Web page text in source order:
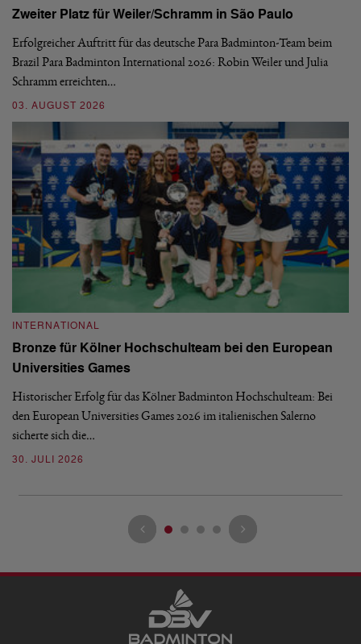
Zweiter Platz für Weiler/Schramm in São Paulo
Erfolgreicher Auftritt für das deutsche Para Badminton-Team beim
Brazil Para Badminton International 2026: Robin Weiler und Julia
Schramm erreichten…
03. AUGUST 2026
INTERNATIONAL
Bronze für Kölner Hochschulteam bei den European
Universities Games
Historischer Erfolg für das Kölner Badminton Hochschulteam: Bei
den European Universities Games 2026 im italienischen Salerno
sicherte sich die…
30. JULI 2026